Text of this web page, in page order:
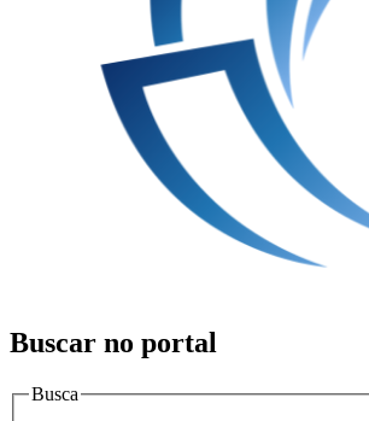
Buscar no portal
Busca